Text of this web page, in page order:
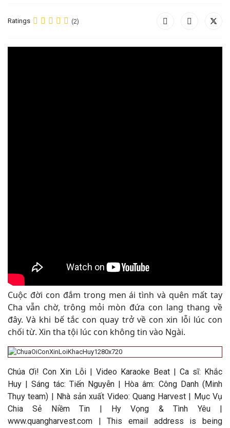
Ratings (2)
Cuộc đời con đắm trong men ái tình và quên mất tay
Cha vẫn chờ, trông mỏi mòn đứa con lang thang về
đây. Và khi bế tắc con quay trở về con xin lỗi lúc con
chối từ. Xin tha tội lúc con không tin vào Ngài.
Chúa Ơi! Con Xin Lỗi | Video Karaoke Beat | Ca sĩ: Khắc
Huy |Sáng tác: Tiến Nguyễn| Hòa âm: Công Danh (Minh
Thụy team) | Nhà sản xuất Video: Quang Harvest | Mục Vụ
Chia Sẻ Niềm Tin | Hy Vọng & Tình Yêu |
www.quangharvest.com |This email address is being